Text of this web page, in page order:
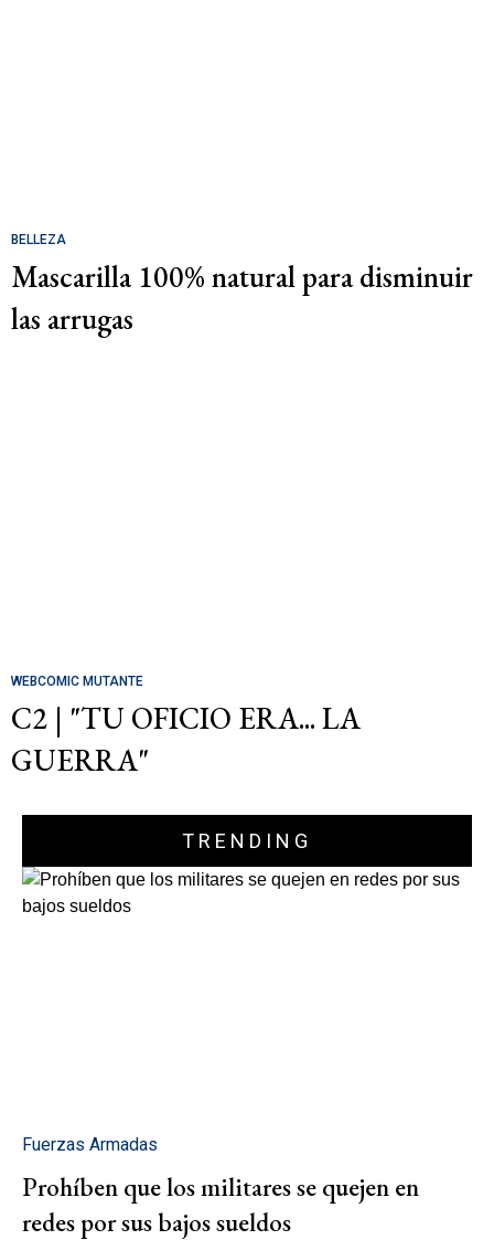
BELLEZA
Mascarilla 100% natural para disminuir
las arrugas
WEBCOMIC MUTANTE
C2 | "TU OFICIO ERA... LA
GUERRA"
TRENDING
Fuerzas Armadas
Prohíben que los militares se quejen en
redes por sus bajos sueldos